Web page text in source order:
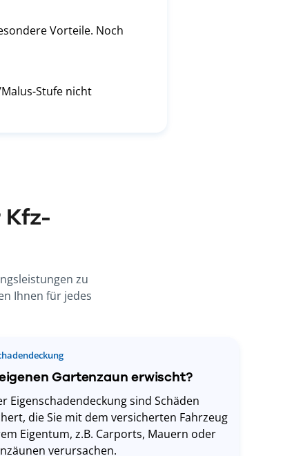
Vorteile. Noch
Stufe nicht
zu
Ihnen für jedes
Gartenzaun erwischt?
Eigenschadendeckung sind Schäden
die Sie mit dem versicherten Fahrzeug
Eigentum, z.B. Carports, Mauern oder
verursachen.